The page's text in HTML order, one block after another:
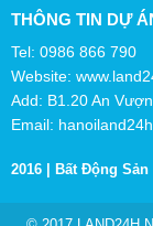
THÔNG TIN DỰ
Tel: 0986 866 790
Website:
Add: B1.20 An
Email:
2016 | Bất Động Sản